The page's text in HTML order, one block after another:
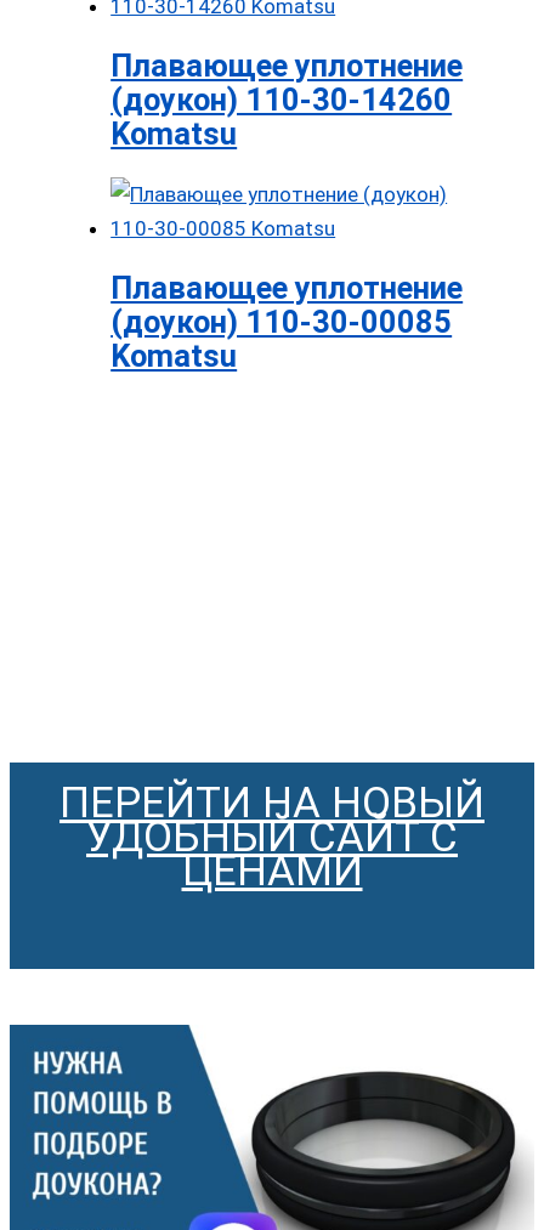
Плавающее уплотнение
(доукон) 110-30-14260
Komatsu
Плавающее уплотнение
(доукон) 110-30-00085
Komatsu
ПЕРЕЙТИ НА НОВЫЙ
УДОБНЫЙ САЙТ С
ЦЕНАМИ